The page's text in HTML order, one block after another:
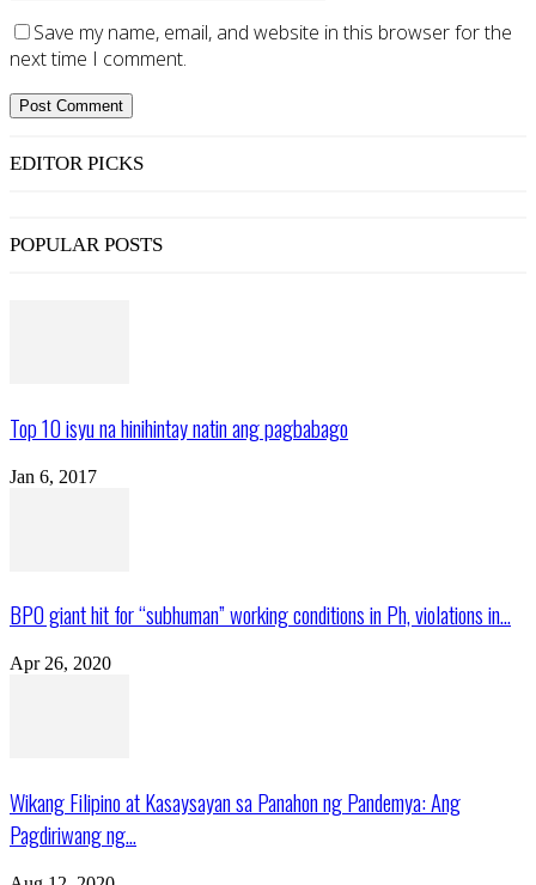
Save my name, email, and website in this browser for the
next time I comment.
EDITOR PICKS
POPULAR POSTS
Top 10 isyu na hinihintay natin ang pagbabago
Jan 6, 2017
BPO giant hit for “subhuman” working conditions in Ph, violations in...
Apr 26, 2020
Wikang Filipino at Kasaysayan sa Panahon ng Pandemya: Ang
Pagdiriwang ng...